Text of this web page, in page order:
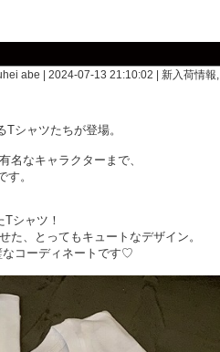
abe | 2024-07-13 21:10:02 | 新入荷情報,
シャツたちが登場。
名なキャラクターまで、
す。
Tシャツ！
、とってもキュートなデザイン。
なコーディネートです♡